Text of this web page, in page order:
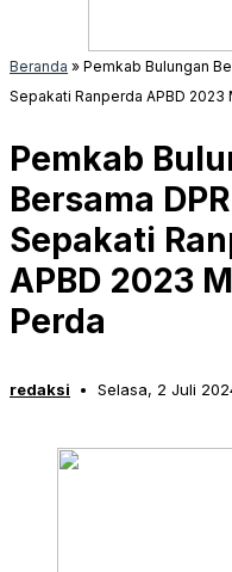
Beranda » Pemkab Bulungan
Sepakati Ranperda APBD 2023
Pemkab
Bersama
Sepakati
APBD 2023
Perda
redaksi Selasa, 2 Juli